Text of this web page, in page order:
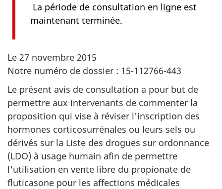
La période de consultation en ligne est
maintenant terminée.
Le 27 novembre 2015
Notre numéro de dossier : 15-112766-443
Le présent avis de consultation a pour but de
permettre aux intervenants de commenter la
proposition qui vise à réviser l'inscription des
hormones corticosurrénales ou leurs sels ou
dérivés sur la Liste des drogues sur ordonnance
(LDO) à usage humain afin de permettre
l'utilisation en vente libre du propionate de
fluticasone pour les affections médicales